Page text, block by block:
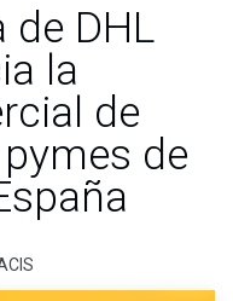
de DHL
la
de
de